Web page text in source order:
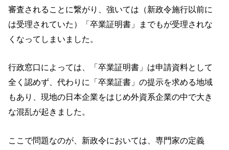
審査されることに繋がり、強いては（新政令施行以前に
は受理されていた）「卒業証明書」までもが受理されな
くなってしまいました。
行政窓口によっては、「卒業証明書」は申請資料として
全く認めず、代わりに「卒業証書」の提示を求める地域
もあり、現地の日本企業をはじめ外資系企業の中で大き
な混乱が起きました。
ここで問題なのが、新政令においては、専門家の定義